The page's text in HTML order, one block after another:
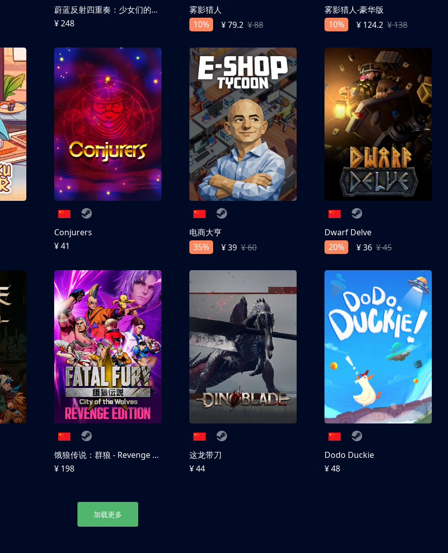
蔚蓝反射四重奏：少女们的奇迹
¥ 248
雾影猎人
10%
¥ 79.2 ¥ 88
雾影猎人-豪华版
10%
¥ 124.2 ¥ 138
Conjurers
¥ 41
电商大亨
35%
¥ 39 ¥ 60
Dwarf Delve
20%
¥ 36 ¥ 45
饿狼传说：群狼 - Revenge Edition
¥ 198
这龙带刀
¥ 44
Dodo Duckie
¥ 48
加载更多